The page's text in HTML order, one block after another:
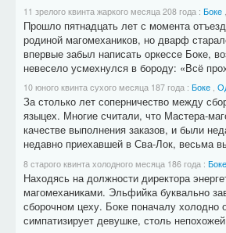
11 зрелого квинта жаркого месяца 208 года : Боке,
Прошло пятнадцать лет с момента
родиной магомехаников, но дварф
впервые забыл написать оркессе Боке,
невесело усмехнулся в бороду: «Всё
10 юного квинта сухого месяца 187 года : Боке,
За столько лет соперничество между
языцех. Многие считали, что Мастера-
качестве выполнения заказов, и были
недавно приехавшей в Сва-Лок, весьма
8 старого квинта холодного месяца 186 года : Боке
Находясь на должности директора
магомеханиками. Эльфийка буквально
сборочном цеху. Боке поначалу
симпатизирует девушке, столь